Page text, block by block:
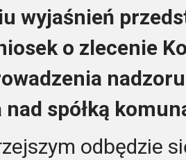
wyjaśnień
o zlecenie
spółką
odbędzie